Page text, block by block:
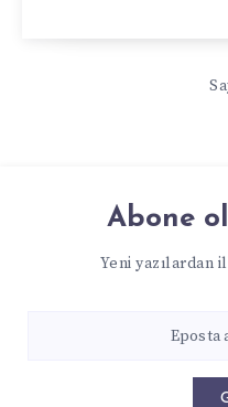
Abone
Yeni yazılardan